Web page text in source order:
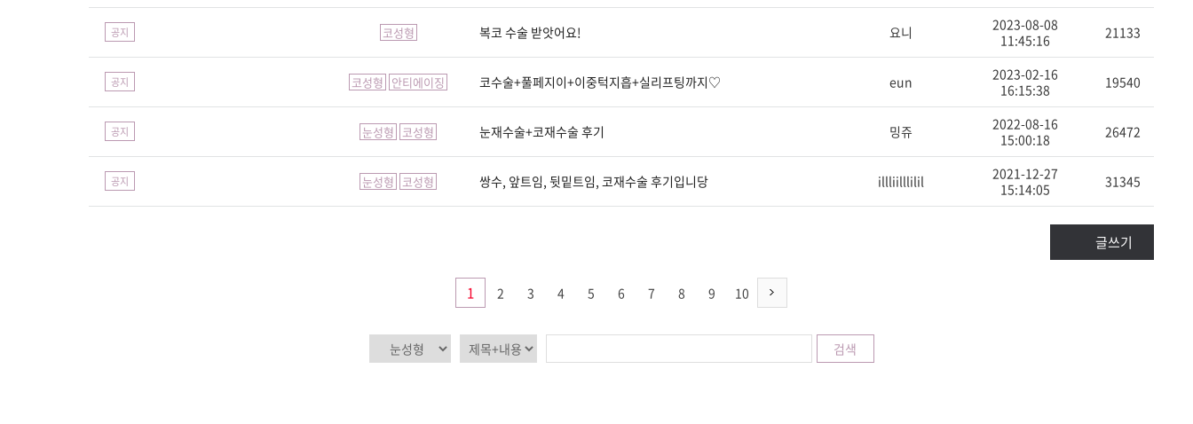
공지 코성형 복코 수술 받앗어요! 요니
2023-08-08
11:45:16
21133
공지 코성형 안티에이징 코수술+풀페지이+이중턱지흡+실리프팅까지♡ eun
2023-02-16
16:15:38
19540
공지 눈성형 코성형 눈재수술+코재수술 후기 밍쥬
2022-08-16
15:00:18
26472
공지 눈성형 코성형 쌍수, 앞트임, 뒷밑트임, 코재수술 후기입니당 illliilllilil
2021-12-27
15:14:05
31345
글쓰기
1 2 3 4 5 6 7 8 9 10
검색